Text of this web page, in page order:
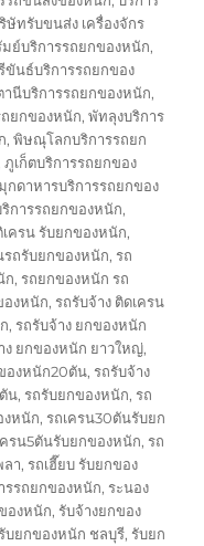
ษัทรับขนส่ง เครื่องจักร
มย์บริการรถยกของหนัก,
ขันธ์บริการรถยกของ
านีบริการรถยกของหนัก,
ถยกของหนัก,พัทลุงบริการ
,พิษณุโลกบริการรถยก
,ภูเก็ตบริการรถยกของ
กดาหารบริการรถยกของ
การรถยกของหนัก,
เครน รับยกของหนัก,
รถรับยกของหนัก,รถ
ก,รถยกของหนัก รถ
องหนัก,รถรับจ้าง ติดเครน
,รถรับจ้าง ยกของหนัก
ง ยกของหนัก ยาวใหญ่,
องหนัก20ตัน,รถรับจ้าง
น,รถรับยกของหนัก,รถ
งหนัก,รถเครน30ตันรับยก
ครน5ตันรับยกของหนัก,รถ
ลา,รถเฮี๊ยบ รับยกของ
รรถยกของหนัก,ระนอง
องหนัก,รับจ้างยกของ
บยกของหนัก ชลบุรี,รับยก